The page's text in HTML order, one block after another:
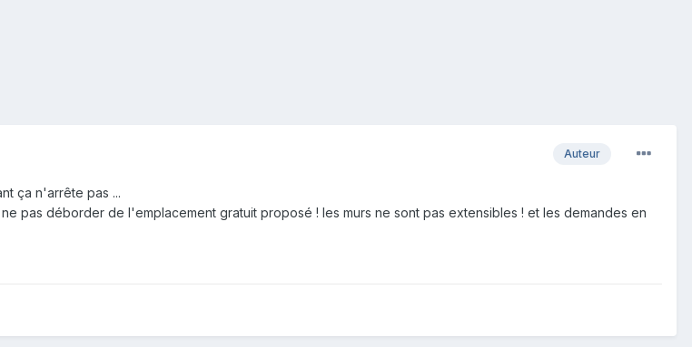
Auteur
ça n'arrête pas ...
pas déborder de l'emplacement gratuit proposé ! les murs ne sont pas extensibles ! et les demandes en